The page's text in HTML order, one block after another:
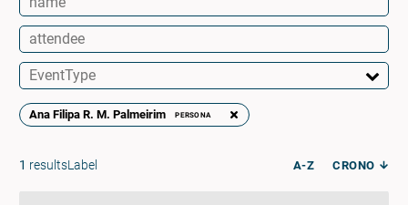
Ana Filipa R. M. Palmeirim PERSONA
1 resultsLabel A-Z CRONO